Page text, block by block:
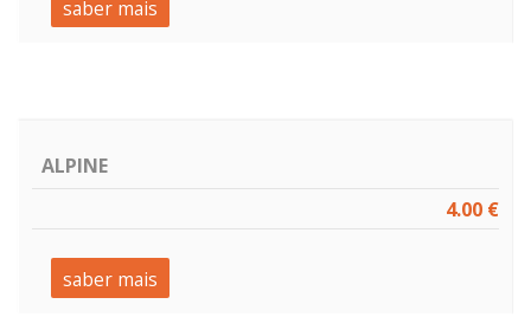
saber mais
ALPINE
4.00 €
saber mais